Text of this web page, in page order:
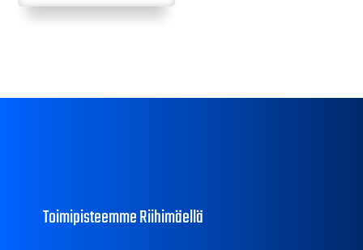
Toimipisteemme Riihimäellä